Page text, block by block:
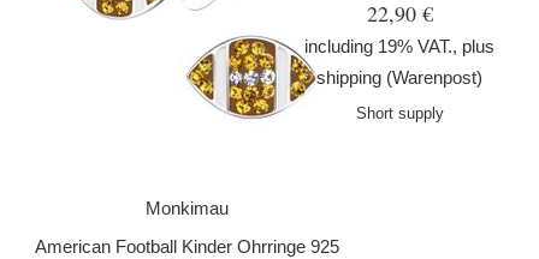
Monkimau
American Football Kinder Ohrringe 925
22,90 €
including 19% VAT., plus
shipping (Warenpost)
Short supply